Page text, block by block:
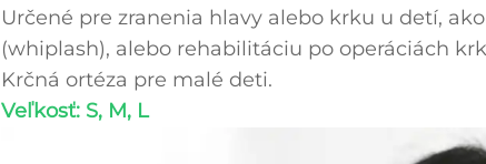
Určené pre zranenia hlavy alebo krku u detí,
(whiplash), alebo rehabilitáciu po operáciách
Krčná ortéza pre malé deti.
Veľkosť: S, M, L